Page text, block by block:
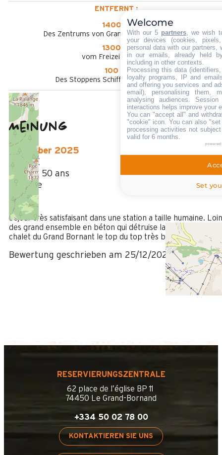
ENTFERNT :
1400 m
Des Zentrums von Grand-Bornand Chinaillon
1300 m
vom Freizeitpark aus
100 m
Des Stoppens Schiffchen im Sommer
Meinung
4
( 1 Meinung
Dezember 2025
PIERRE
Plus de 50 ans
Homme
4
/ 5
Séjour très satisfaisant dans une station a taille humaine. Loin
des grand ensemble en béton qui détruise la vu. Le côté
chalet du Grand Bornant le top du top très belle réussite
Bewertung geschrieben am 25/12/2025
RESERVIERUNGSZENTRALE
62 place de l’église BP 11
74450 Le Grand-Bornand
+334 50 02 78 00
KONTAKTIEREN SIE UNS
Welcome
With our 5 partners , we wish
your devices (cookies,
personal data with our partners,
in our emails, already held
including in other contexts.
Processing this data
loyalty programs, IP and
and offering you services and
email), personalising them,
analysing audiences.
interactions helps improve your
You can "accept all" and
"cookie" icon . You can also
processing activities not
valid for 6 months.
Set